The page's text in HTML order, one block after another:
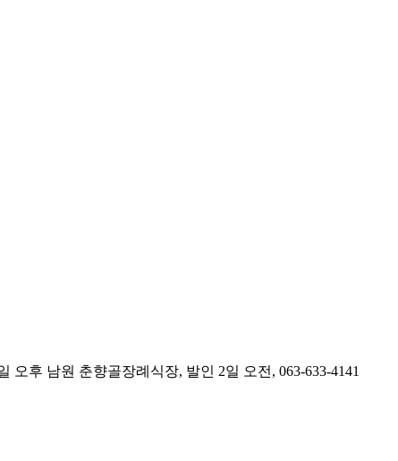
후 남원 춘향골장례식장, 발인 2일 오전, 063-633-4141